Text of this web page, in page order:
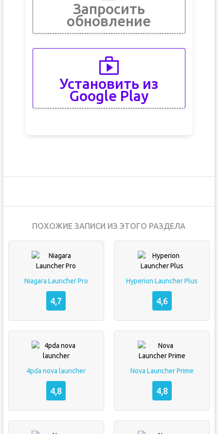
Запросить
обновление
Установить из
Google Play
ПОХОЖИЕ ЗАПИСИ ИЗ ЭТОГО РАЗДЕЛА
Niagara Launcher Pro
4,7
Hyperion Launcher Plus
4,6
4pda nova launcher
4,8
Nova Launcher Prime
4,8